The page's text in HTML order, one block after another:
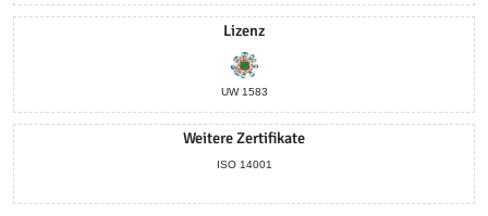
Lizenz
UW 1583
Weitere Zertifikate
ISO 14001